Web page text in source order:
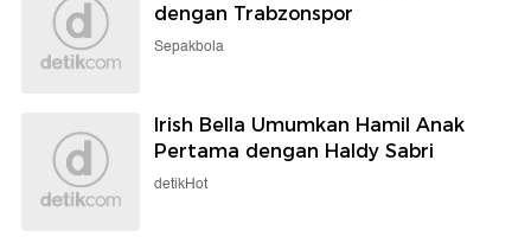
dengan Trabzonspor
Sepakbola
Irish Bella Umumkan Hamil Anak
Pertama dengan Haldy Sabri
detikHot